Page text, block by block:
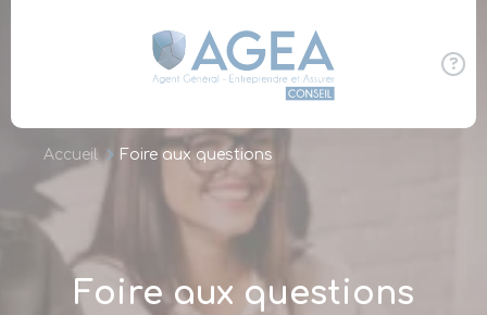
Accueil Foire aux questions
Foire aux questions